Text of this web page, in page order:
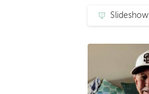
Slideshow